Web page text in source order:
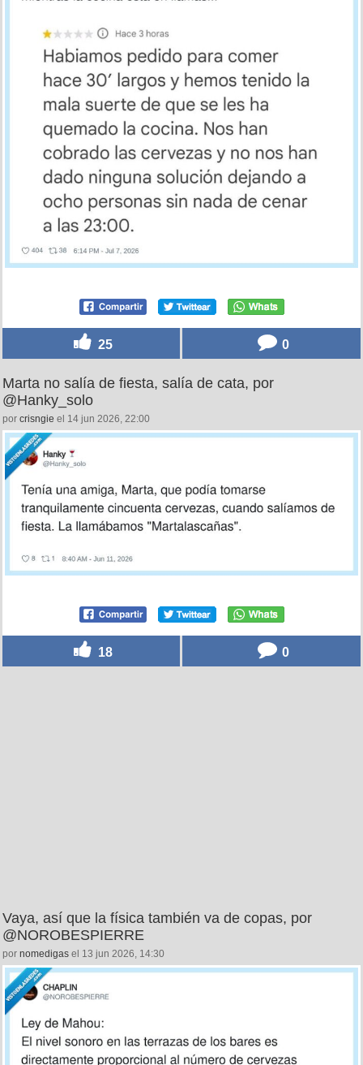
25 0
Marta no salía de fiesta, salía de cata, por
@Hanky_solo
por crisngie el 14 jun 2026, 22:00
18 0
Vaya, así que la física también va de copas, por
@NOROBESPIERRE
por nomedigas el 13 jun 2026, 14:30